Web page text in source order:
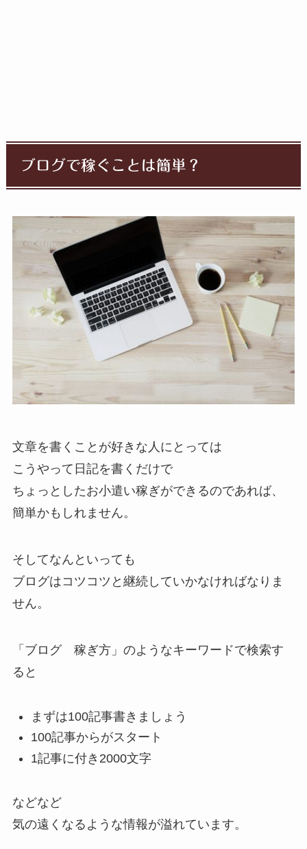
ブログで稼ぐことは簡単？
文章を書くことが好きな人にとっては
こうやって日記を書くだけで
ちょっとしたお小遣い稼ぎができるのであれば、
簡単かもしれません。
そしてなんといっても
ブログはコツコツと継続していかなければなりま
せん。
「ブログ 稼ぎ方」のようなキーワードで検索す
ると
まずは100記事書きましょう
100記事からがスタート
1記事に付き2000文字
などなど
気の遠くなるような情報が溢れています。